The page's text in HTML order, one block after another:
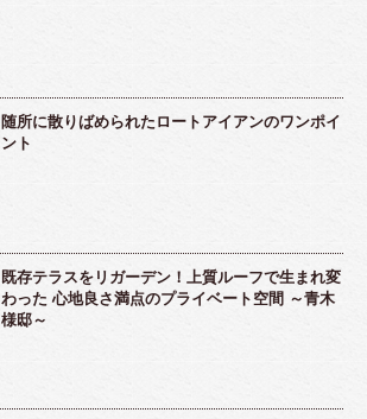
随所に散りばめられたロートアイアンのワンポイ
ント
既存テラスをリガーデン！上質ルーフで生まれ変
わった 心地良さ満点のプライベート空間 ～青木
様邸～